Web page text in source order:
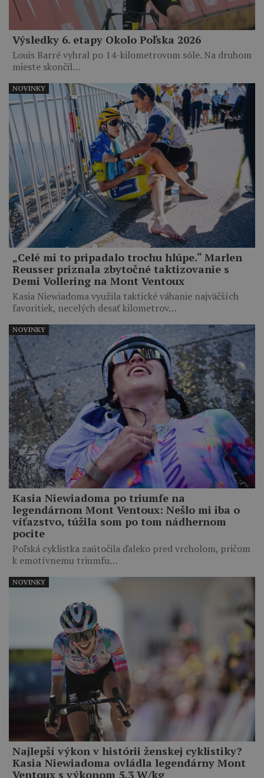
Výsledky 6. etapy Okolo Poľska 2026
Louis Barré vyhral po 14-kilometrovom sóle. Na druhom
mieste skončil…
„Celé mi to pripadalo trochu hlúpe.“ Marlen
Reusser priznala zbytočné taktizovanie s
Demi Vollering na Mont Ventoux
Kasia Niewiadoma využila taktické váhanie najväčších
favoritiek, necelých desať kilometrov…
NOVINKY
Kasia Niewiadoma po triumfe na
legendárnom Mont Ventoux: Nešlo mi iba o
víťazstvo, túžila som po tom nádhernom
pocite
Poľská cyklistka zaútočila ďaleko pred vrcholom, pričom
k emotívnemu triumfu…
NOVINKY
Najlepší výkon v histórii ženskej cyklistiky?
Kasia Niewiadoma ovládla legendárny Mont
Ventoux s výkonom 5,3 W/kg
NOVINKY